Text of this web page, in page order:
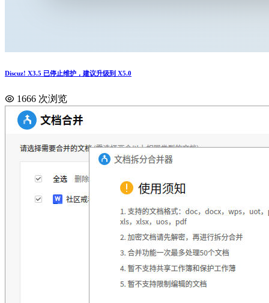
Discuz! X3.5 已停止维护，建议升级到 X5.0
1666 次浏览